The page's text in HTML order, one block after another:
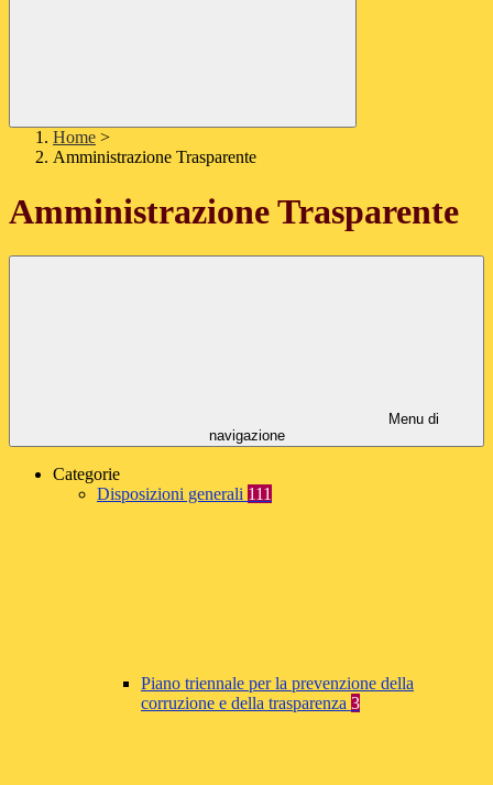
Home >
Amministrazione Trasparente
Amministrazione Trasparente
Menu di
navigazione
Categorie
Disposizioni generali 111
Piano triennale per la prevenzione della
corruzione e della trasparenza 3